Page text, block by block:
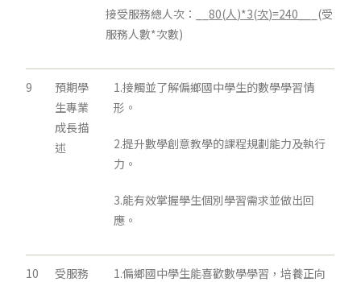
接受服務總人次：__80(人)*3(次)=240_
__(受
服務人數*次數)
9
預期學
生專業
成長描
述
1.接觸並了解偏鄉國中學生的數學學習情
形。
2.提升數學創意教學的課程規劃能力及執行
力。
3.能有效掌握學生個別學習需求並做出回
應。
10
受服務
1.偏鄉國中學生能喜歡數學學習，培養正向